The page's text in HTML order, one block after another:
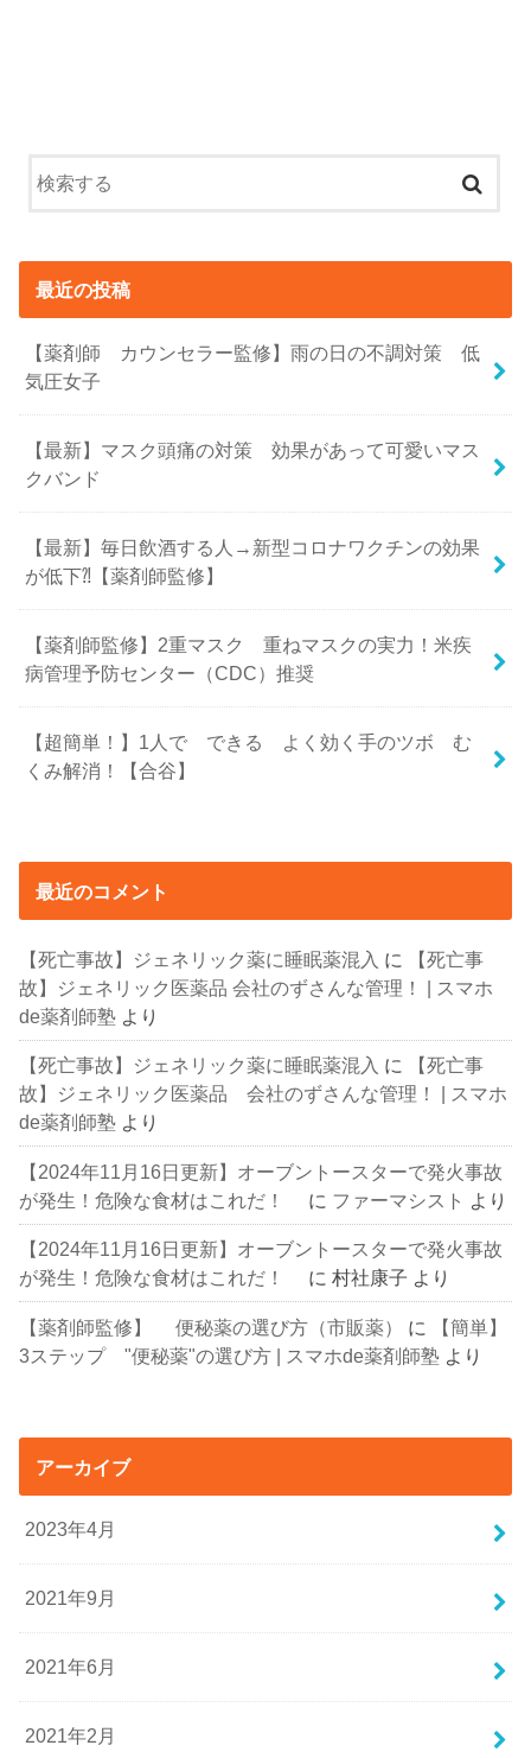
最近の投稿
【薬剤師 カウンセラー監修】雨の日の不調対策 低
気圧女子
【最新】マスク頭痛の対策 効果があって可愛いマス
クバンド
【最新】毎日飲酒する人→新型コロナワクチンの効果
が低下⁈【薬剤師監修】
【薬剤師監修】2重マスク 重ねマスクの実力！米疾
病管理予防センター（CDC）推奨
【超簡単！】1人で できる よく効く手のツボ む
くみ解消！【合谷】
最近のコメント
【死亡事故】ジェネリック薬に睡眠薬混入 に
【死亡事
故】ジェネリック医薬品 会社のずさんな管理！ | スマホ
de薬剤師塾 より
【死亡事故】ジェネリック薬に睡眠薬混入 に
【死亡事
故】ジェネリック医薬品 会社のずさんな管理！ | スマホ
de薬剤師塾 より
【2024年11月16日更新】オーブントースターで発火事故
が発生！危険な食材はこれだ！
に ファーマシスト より
【2024年11月16日更新】オーブントースターで発火事故
が発生！危険な食材はこれだ！
に村社康子 より
【薬剤師監修】 便秘薬の選び方（市販薬） に
【簡単】
3ステップ "便秘薬"の選び方 | スマホde薬剤師塾 より
アーカイブ
2023年4月
2021年9月
2021年6月
2021年2月